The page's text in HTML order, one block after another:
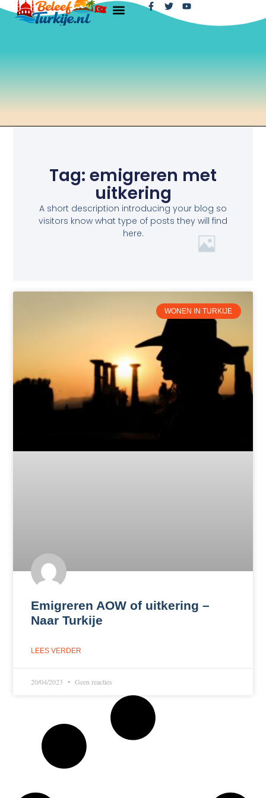
Tag: emigreren met
uitkering
A short description introducing your blog so
visitors know what type of posts they will find
here.
WONEN IN TURKIJE
Emigreren AOW of uitkering –
Naar Turkije
LEES VERDER
20/04/2023 Geen reacties